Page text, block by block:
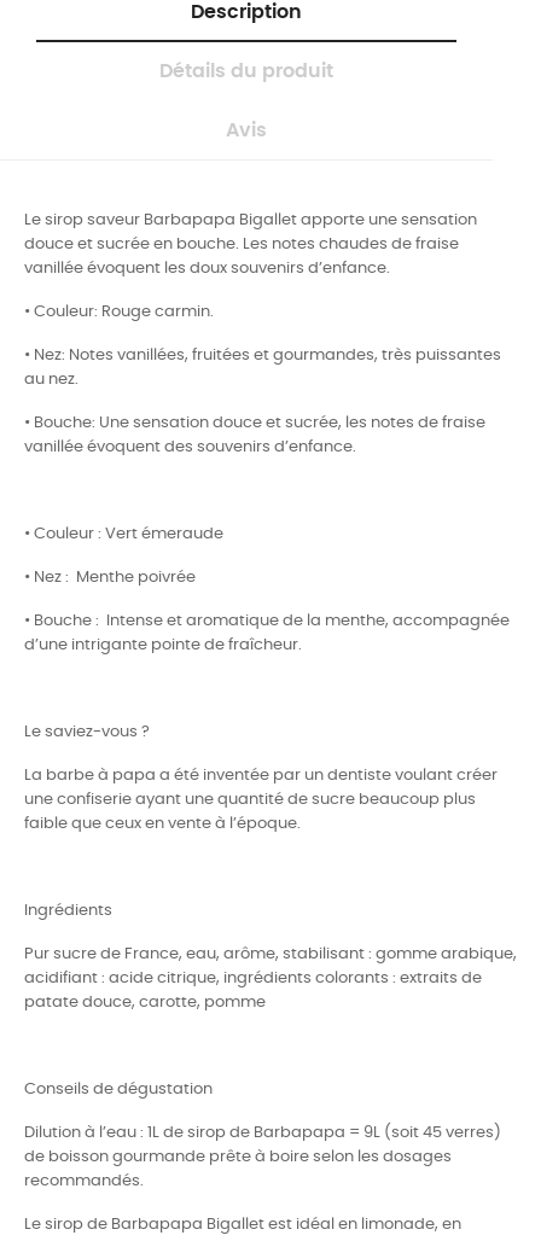
Description
Détails du produit
Avis
Le sirop saveur Barbapapa Bigallet apporte une sensation
douce et sucrée en bouche. Les notes chaudes de fraise
vanillée évoquent les doux souvenirs d’enfance.
• Couleur: Rouge carmin.
• Nez: Notes vanillées, fruitées et gourmandes, très puissantes
au nez.
• Bouche: Une sensation douce et sucrée, les notes de fraise
vanillée évoquent des souvenirs d’enfance.
• Couleur : Vert émeraude
• Nez : Menthe poivrée
• Bouche : Intense et aromatique de la menthe, accompagnée
d’une intrigante pointe de fraîcheur.
Le saviez-vous ?
La barbe à papa a été inventée par un dentiste voulant créer
une confiserie ayant une quantité de sucre beaucoup plus
faible que ceux en vente à l’époque.
Ingrédients
Pur sucre de France, eau, arôme, stabilisant : gomme arabique,
acidifiant : acide citrique, ingrédients colorants : extraits de
patate douce, carotte, pomme
Conseils de dégustation
Dilution à l’eau : 1L de sirop de Barbapapa = 9L (soit 45 verres)
de boisson gourmande prête à boire selon les dosages
recommandés.
Le sirop de Barbapapa Bigallet est idéal en limonade, en